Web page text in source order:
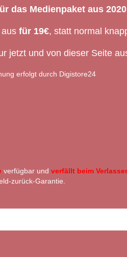
das Medienpaket aus
für 19€, statt normal
jetzt und von dieser Seite
erfolgt durch Digistore24
verfügbar und verfällt beim
zurück-Garantie.